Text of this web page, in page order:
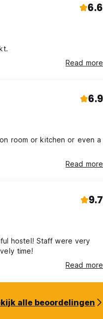
6.6
Read more
6.9
room or kitchen or even a
Read more
9.7
hostel! Staff were very
time!
Read more
alle beoordelingen